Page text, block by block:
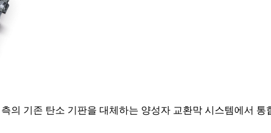
의 기존 탄소 기판을 대체하는 양성자 교환막 시스템에서